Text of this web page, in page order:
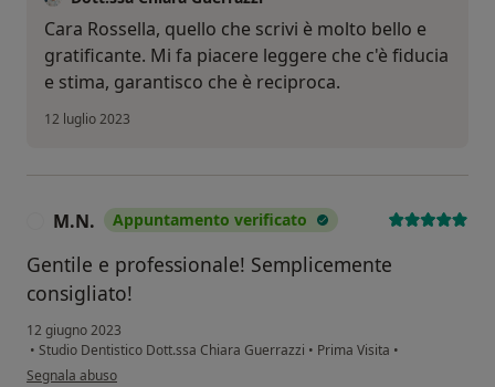
Cara Rossella, quello che scrivi è molto bello e
gratificante. Mi fa piacere leggere che c'è fiducia
e stima, garantisco che è reciproca.
12 luglio 2023
M.N. Appuntamento verificato
Gentile e professionale! Semplicemente
consigliato!
12 giugno 2023
• Studio Dentistico Dott.ssa Chiara Guerrazzi • Prima Visita •
secondo l'opinione dell'utente M.N.
Segnala abuso